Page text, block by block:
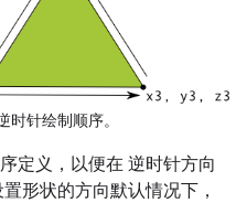
针绘制顺序。
定义，以便在 逆时针方向
形状的方向默认情况下，